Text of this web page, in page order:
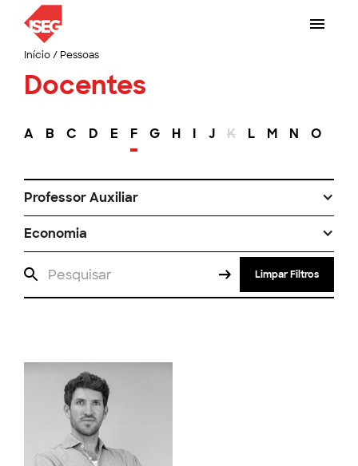
Início/ Pessoas
Docentes
A B C D E F G H I J K L M N O
Professor Auxiliar
Economia
Limpar Filtros